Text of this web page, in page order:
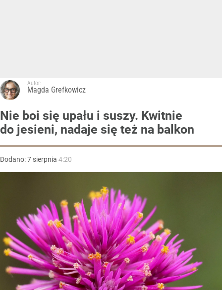
Autor:
Magda Grefkowicz
Nie boi się upału i suszy. Kwitnie
do jesieni, nadaje się też na balkon
Dodano:7 sierpnia 4:20